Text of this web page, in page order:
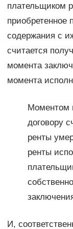
плательщиком
приобретенное
содержания с
считается
момента
момента
Моментом
договору
ренты
ренты
И,